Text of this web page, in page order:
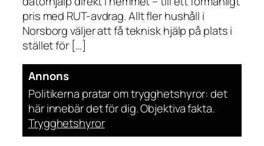
pris med RUT-avdrag. Allt fler hushåll i
Norsborg väljer att få teknisk hjälp på plats i
stället för […]
Annons
Politikerna pratar om trygghetshyror: det
här innebär det för dig. Objektiva fakta.
Trygghetshyror